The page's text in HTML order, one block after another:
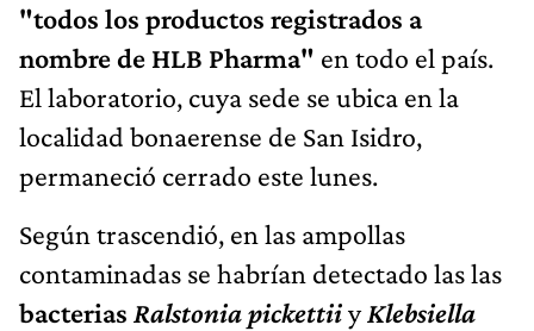
"todos los productos registrados a
nombre de HLB Pharma" en todo el país.
El laboratorio, cuya sede se ubica en la
localidad bonaerense de San Isidro,
permaneció cerrado este lunes.
Según trascendió, en las ampollas
contaminadas se habrían detectado las las
bacterias Ralstonia pickettiiyKlebsiella